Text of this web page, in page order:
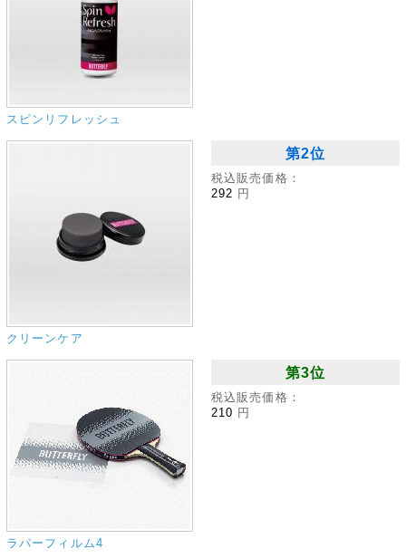
スピンリフレッシュ
第2位
税込販売価格：
292 円
クリーンケア
第3位
税込販売価格：
210 円
ラバーフィルム4